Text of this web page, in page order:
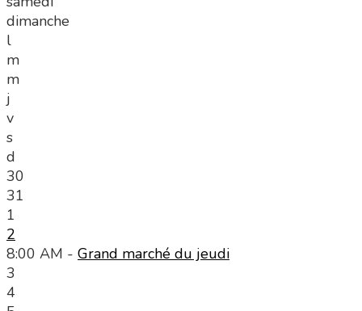
dimanche
l
m
m
j
v
s
d
30
31
1
2
8:00 AM - Grand marché du jeudi
3
4